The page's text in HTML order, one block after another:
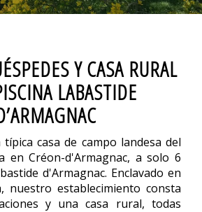
Y CASA RURAL
LABASTIDE
casa de campo landesa del
en Créon-d'Armagnac, a solo 6
d'Armagnac. Enclavado en
nuestro establecimiento consta
y una casa rural, todas
- - - -
A partir de
Mejor precio garantizado